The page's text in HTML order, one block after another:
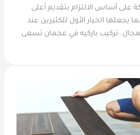
أساس الالتزام بتقديم أعلى
يجعلها الخيار الأول للكثيرين عند
تركيب باركيه في عجمان تسعى